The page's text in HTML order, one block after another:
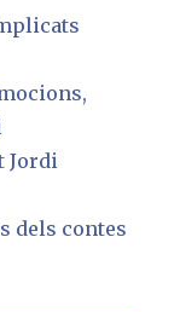
Jordi
dels contes